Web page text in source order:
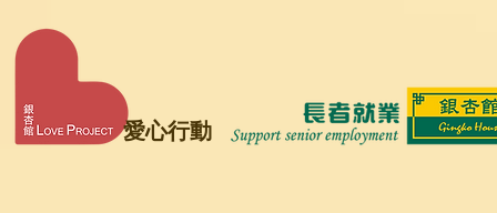
愛心行動